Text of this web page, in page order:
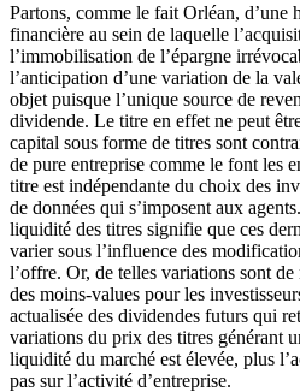
Partons, comme le fait Orléan, d’une
financière au sein de laquelle
l’immobilisation de l’épargne
l’anticipation d’une variation de la
objet puisque l’unique source de
dividende. Le titre en effet ne peut
capital sous forme de titres sont
de pure entreprise comme le font les
titre est indépendante du choix des
de données qui s’imposent aux
liquidité des titres signifie que ces
varier sous l’influence des
l’offre. Or, de telles variations sont
des moins-values pour les
actualisée des dividendes futurs qui
variations du prix des titres générant
liquidité du marché est élevée, plus
pas sur l’activité d’entreprise.